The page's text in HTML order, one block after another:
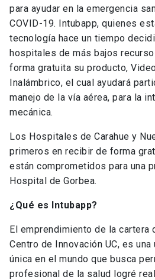
para ayudar en la emergencia
COVID-19. Intubapp, quienes
tecnología hace un tiempo
hospitales de más bajos
forma gratuita su producto,
Inalámbrico, el cual ayudará
manejo de la vía aérea, para la
mecánica.
Los Hospitales de Carahue y
primeros en recibir de forma
están comprometidos para una
Hospital de Gorbea.
¿Qué es Intubapp?
El emprendimiento de la cartera
Centro de Innovación UC, es
única en el mundo que busca
profesional de la salud logré